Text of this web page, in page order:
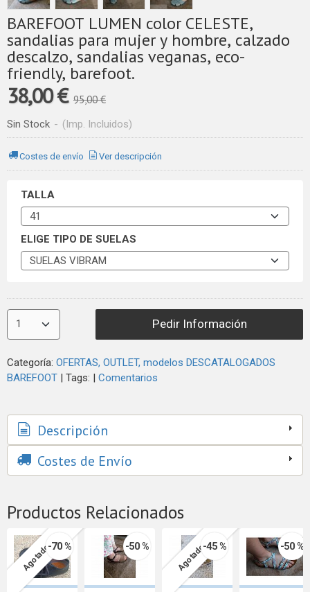
BAREFOOT LUMEN color CELESTE,
sandalias para mujer y hombre, calzado
descalzo, sandalias veganas, eco-
friendly, barefoot.
38,00 € 95,00 €
Sin Stock - (Imp. Incluidos)
Costes de envío Ver descripción
TALLA
ELIGE TIPO DE SUELAS
Pedir Información
Categoría: OFERTAS, OUTLET, modelos DESCATALOGADOS
BAREFOOT | Tags: | Comentarios
Descripción
Costes de Envío
Productos Relacionados
Agotado-70 % -50 % Agotado-45 % -50 %